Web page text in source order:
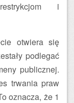
i
otwiera się
podlegać
publicznej.
trwania praw
oznacza, że 1